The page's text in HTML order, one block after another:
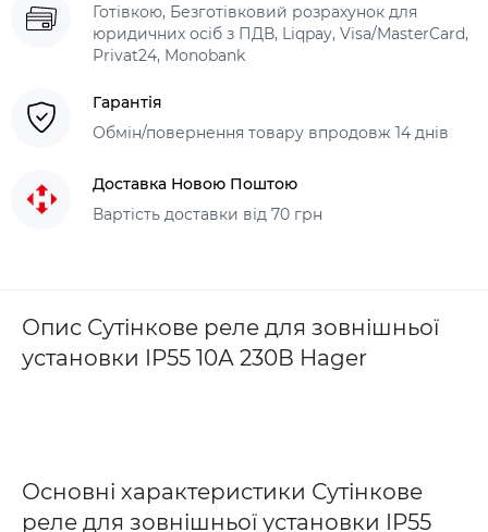
Готівкою, Безготівковий розрахунок для
юридичних осіб з ПДВ, Liqpay, Visa/MasterCard,
Privat24, Monobank
Гарантія
Обмін/повернення товару впродовж 14 днів
Доставка Новою Поштою
Вартість доставки від 70 грн
Опис Сутінкове реле для зовнішньої
установки IP55 10А 230В Hager
Основні характеристики Сутінкове
реле для зовнішньої установки IP55